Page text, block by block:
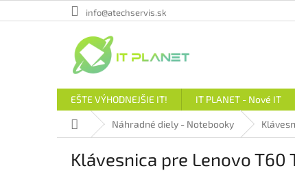
na
info@atechservis.sk
EŠTE VÝHODNEJŠIE IT! IT PLANET - Nové IT
DomovNáhradné diely - Notebooky
Klávesnica pre Lenovo T60